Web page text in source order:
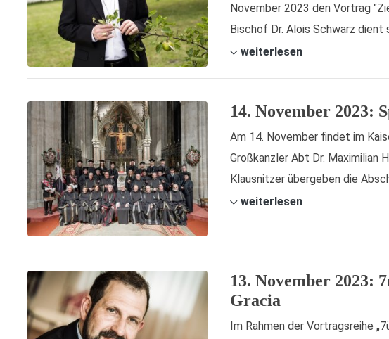
November 2023 den Vortrag
Bischof Dr. Alois Schwarz dient
weiterlesen
14. November 2023:
Am 14. November findet im
Großkanzler Abt Dr. Maximilian
Klausnitzer übergeben die
weiterlesen
13. November 2023:
Gracia
Im Rahmen der Vortragsreihe